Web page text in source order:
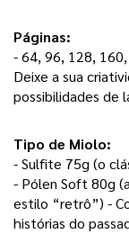
Páginas:
Deixe a sua
possibilidades de
Tipo de Miolo:
- Sulfite 75g (o
- Pólen Soft 80g
estilo “retrô”) -
histórias do